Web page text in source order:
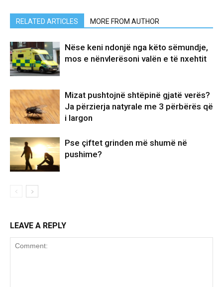
RELATED ARTICLES MORE FROM AUTHOR
Nëse keni ndonjë nga këto sëmundje,
mos e nënvlerësoni valën e të nxehtit
Mizat pushtojnë shtëpinë gjatë verës?
Ja përzierja natyrale me 3 përbërës që
i largon
Pse çiftet grinden më shumë në
pushime?
LEAVE A REPLY